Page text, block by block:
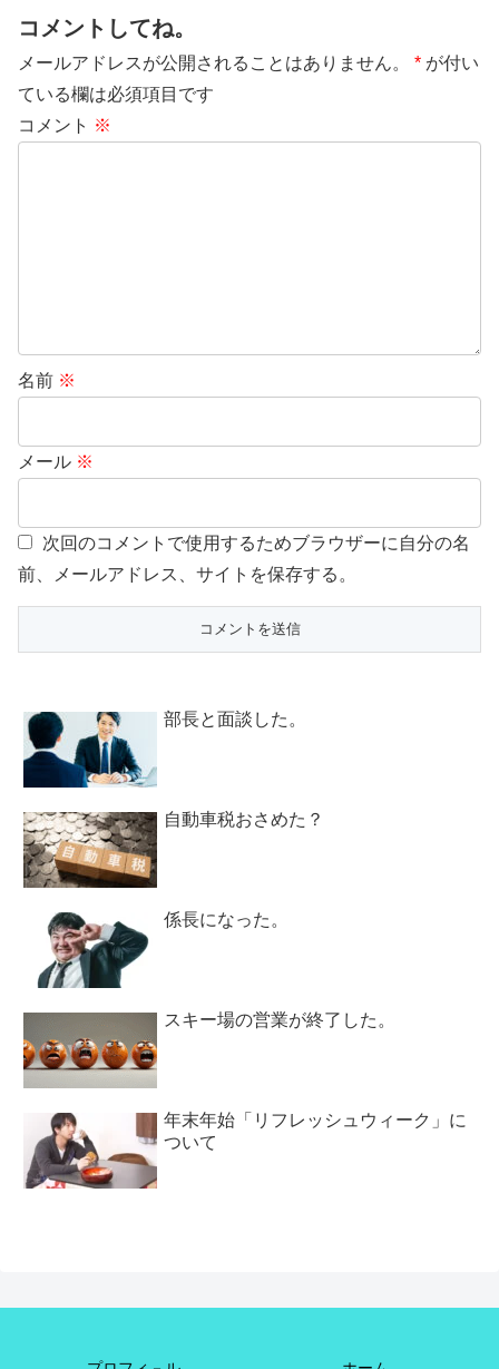
コメントしてね。
メールアドレスが公開されることはありません。 * が付い
ている欄は必須項目です
コメント ※
名前 ※
メール ※
次回のコメントで使用するためブラウザーに自分の名
前、メールアドレス、サイトを保存する。
部長と面談した。
自動車税おさめた？
係長になった。
スキー場の営業が終了した。
年末年始「リフレッシュウィーク」に
ついて